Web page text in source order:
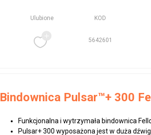
Ulubione KOD
5642601
Bindownica Pulsar™+ 300
Funkcjonalna i wytrzymała bindownica
Pulsar+ 300 wyposażona jest w duża